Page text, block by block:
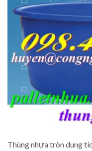
Thùng nhựa tròn dung